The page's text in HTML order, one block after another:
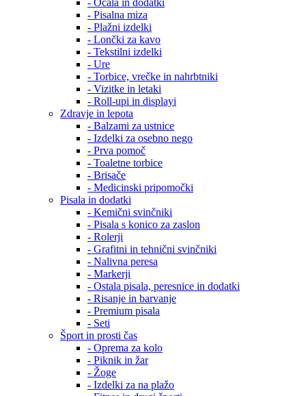
- Pisalna miza
- Plažni izdelki
- Lončki za kavo
- Tekstilni izdelki
- Ure
- Torbice, vrečke in nahrbtniki
- Vizitke in letaki
- Roll-upi in displayi
Zdravje in lepota
- Balzami za ustnice
- Izdelki za osebno nego
- Prva pomoč
- Toaletne torbice
- Brisače
- Medicinski pripomočki
Pisala in dodatki
- Kemični svinčniki
- Pisala s konico za zaslon
- Rolerji
- Grafitni in tehnični svinčniki
- Nalivna peresa
- Markerji
- Ostala pisala, peresnice in dodatki
- Risanje in barvanje
- Premium pisala
- Seti
Šport in prosti čas
- Oprema za kolo
- Piknik in žar
- Žoge
- Izdelki za na plažo